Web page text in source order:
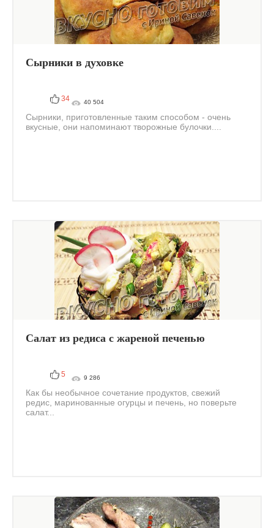
Сырники в духовке
34 40 504
Сырники, приготовленные таким способом - очень
вкусные, они напоминают творожные булочки....
Салат из редиса с жареной печенью
5 9 286
Как бы необычное сочетание продуктов, свежий
редис, маринованные огурцы и печень, но поверьте
салат...